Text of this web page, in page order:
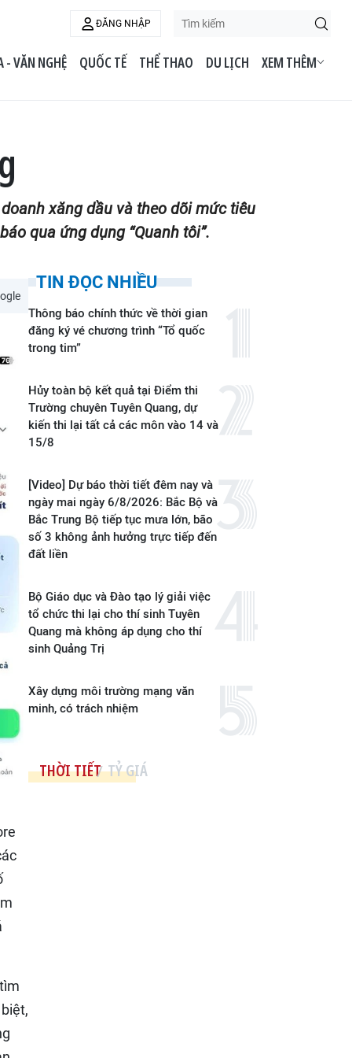
ĐĂNG NHẬP
- VĂN NGHỆ QUỐC TẾ THỂ THAO DU LỊCH XEM THÊM
xăng dầu và theo dõi mức tiêu
qua ứng dụng “Quanh tôi”.
TIN ĐỌC NHIỀU
Thông báo chính thức về thời gian
đăng ký vé chương trình “Tổ quốc
trong tim”
Hủy toàn bộ kết quả tại Điểm thi
Trường chuyên Tuyên Quang, dự
kiến thi lại tất cả các môn vào 14 và
15/8
[Video] Dự báo thời tiết đêm nay và
ngày mai ngày 6/8/2026: Bắc Bộ và
Bắc Trung Bộ tiếp tục mưa lớn, bão
số 3 không ảnh hưởng trực tiếp đến
đất liền
Bộ Giáo dục và Đào tạo lý giải việc
tổ chức thi lại cho thí sinh Tuyên
Quang mà không áp dụng cho thí
sinh Quảng Trị
Xây dựng môi trường mạng văn
minh, có trách nhiệm
THỜI TIẾT TỶ GIÁ